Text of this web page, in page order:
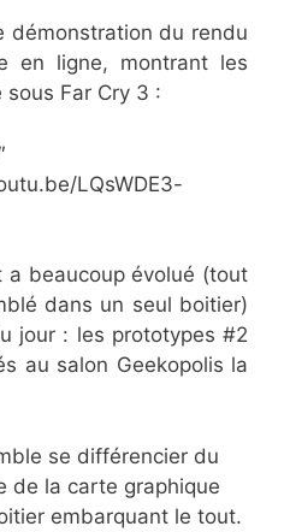
démonstration du rendu
en ligne, montrant les
Far Cry 3 :
LQsWDE3-
a beaucoup évolué (tout
dans un seul boitier)
jour : les prototypes #2
au salon Geekopolis la
se différencier du
de la carte graphique
embarquant le tout.